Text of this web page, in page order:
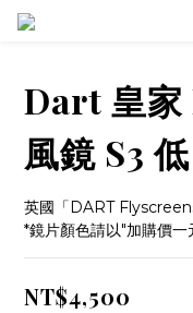
Dart 皇家
風鏡 S3 低
英國「DART
*鏡片顏色請以"加購價一
NT$4,500